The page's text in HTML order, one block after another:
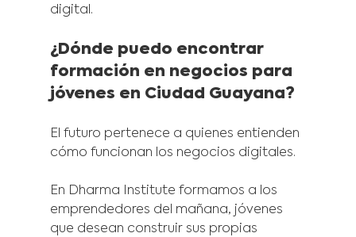
digital.
¿Dónde puedo encontrar
formación en negocios para
jóvenes en Ciudad Guayana?
El futuro pertenece a quienes entienden
cómo funcionan los negocios digitales.
En Dharma Institute formamos a los
emprendedores del mañana, jóvenes
que desean construir sus propias